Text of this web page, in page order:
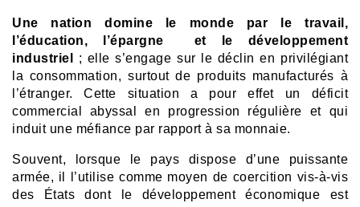
Une nation domine le monde par le travail,
l’éducation, l’épargne et le développement
industriel
; elle s’engage sur le déclin en privilégiant
la consommation, surtout de produits manufacturés à
l’étranger. Cette situation a pour effet un déficit
commercial abyssal en progression régulière et qui
induit une méfiance par rapport à sa monnaie.
Souvent, lorsque le pays dispose d’une puissante
armée, il l’utilise comme moyen de coercition vis-à-vis
des États dont le développement économique est